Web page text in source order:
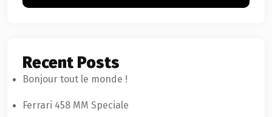
Recent Posts
Bonjour tout le monde !
Ferrari 458 MM Speciale